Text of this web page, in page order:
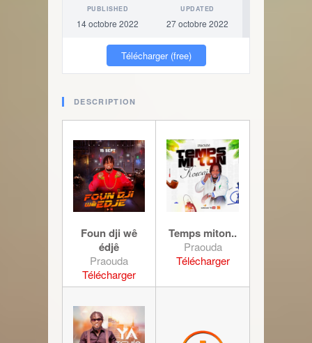
PUBLISHED
14 octobre 2022
UPDATED
27 octobre 2022
Télécharger (free)
DESCRIPTION
Foun dji wê
édjê
Praouda
Télécharger
Temps miton..
Praouda
Télécharger